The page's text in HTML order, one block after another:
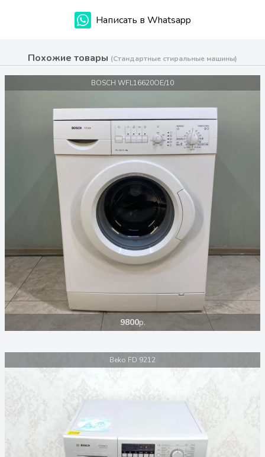
Написать в Whatsapp
Похожие товары (Стандартные стиральные машины)
BOSCH WFL16620OE/10
9800р.
Beko FD 9212